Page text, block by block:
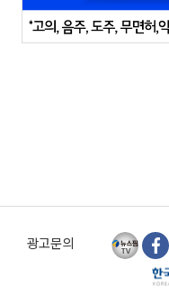
광고문의